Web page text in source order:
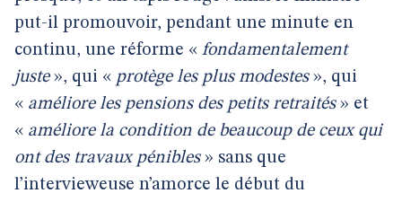
put-il promouvoir, pendant une minute en
continu, une réforme « fondamentalement
juste», qui « protège les plus modestes», qui
« améliore les pensions des petits retraités» et
« améliore la condition de beaucoup de ceux qui
ont des travaux pénibles» sans que
l’intervieweuse n’amorce le début du